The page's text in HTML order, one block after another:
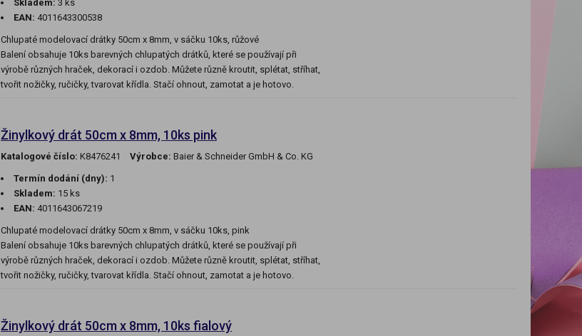
Skladem: 3 ks
EAN: 4011643300538
Chlupaté modelovací drátky 50cm x 8mm, v sáčku 10ks, růžové
Balení obsahuje 10ks barevných chlupatých drátků, které se používají při
výrobě různých hraček, dekorací i ozdob. Můžete různě kroutit, splétat, stříhat,
tvořit nožičky, ručičky, tvarovat křídla. Stačí ohnout, zamotat a je hotovo.
Žinylkový drát 50cm x 8mm, 10ks pink
Katalogové číslo: K8476241 Výrobce: Baier & Schneider GmbH & Co. KG
Termín dodání (dny): 1
Skladem: 15 ks
EAN: 4011643067219
Chlupaté modelovací drátky 50cm x 8mm, v sáčku 10ks, pink
Balení obsahuje 10ks barevných chlupatých drátků, které se používají při
výrobě různých hraček, dekorací i ozdob. Můžete různě kroutit, splétat, stříhat,
tvořit nožičky, ručičky, tvarovat křídla. Stačí ohnout, zamotat a je hotovo.
Žinylkový drát 50cm x 8mm, 10ks fialový